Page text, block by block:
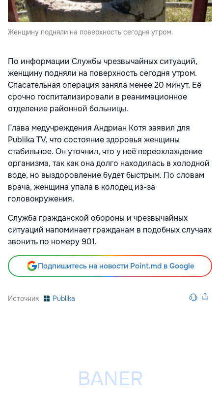
Женщину подняли на поверхность сегодня утром.
По информации Службы чрезвычайных ситуаций,
женщину подняли на поверхность сегодня утром.
Спасательная операция заняла менее 20 минут. Её
срочно госпитализировали в реанимационное
отделение районной больницы.
Глава медучреждения Андриан Котя заявил для
Publika TV, что состояние здоровья женщины
стабильное. Он уточнил, что у неё переохлаждение
организма, так как она долго находилась в холодной
воде, но выздоровление будет быстрым. По словам
врача, женщина упала в колодец из-за
головокружения.
Служба гражданской обороны и чрезвычайных
ситуаций напоминает гражданам в подобных случаях
звонить по номеру 901.
Подпишитесь на новости Point.md в Google
Источник Publika